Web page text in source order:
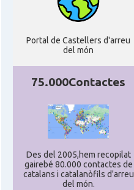
Portal de Castellers d'arreu
del món
75.000Contactes
Des del 2005,hem recopilat
gairebé 80.000 contactes de
catalans i catalanòfils d'arreu
del món.